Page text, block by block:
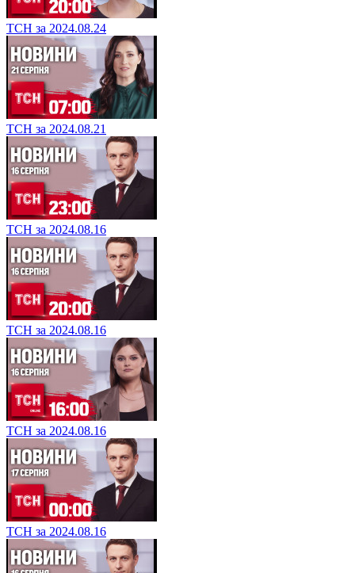
ТСН за 2024.08.24
ТСН за 2024.08.21
ТСН за 2024.08.16
ТСН за 2024.08.16
ТСН за 2024.08.16
ТСН за 2024.08.16